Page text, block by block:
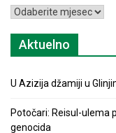
Arhiva
Aktuelno
U Azizija džamiji u
Potočari: Reisul-ulema
genocida